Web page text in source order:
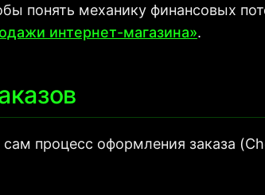
понять механику финансовых
интернет-магазина».
процесс оформления заказа